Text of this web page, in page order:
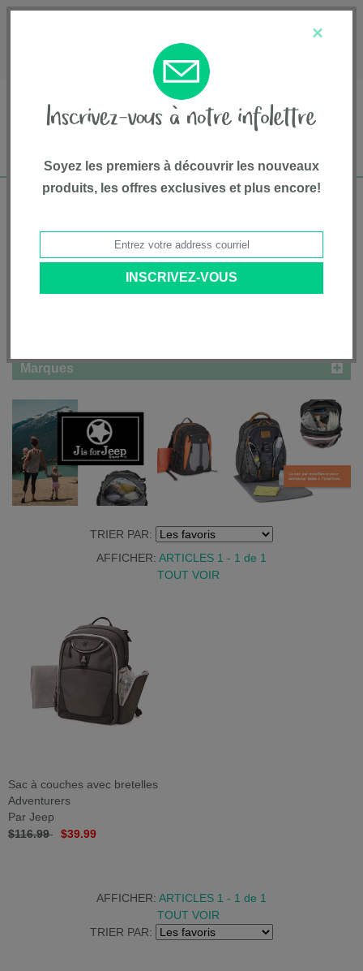
1-800-667-8184
de 75$*
Accueil • Jeep
Marques
TRIER PAR:
AFFICHER: ARTICLES 1 - 1 de 1
TOUT VOIR
Sac à couches avec bretelles
Adventurers
Par Jeep
$116.99 $39.99
TRIER PAR:
AFFICHER: ARTICLES 1 - 1 de 1
TOUT VOIR
×
Soyez les premiers à découvrir les nouveaux
produits, les offres exclusives et plus encore!